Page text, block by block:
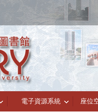
電子資源系統 座位